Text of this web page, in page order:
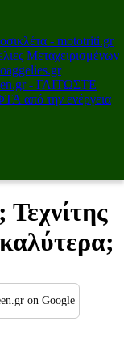
- mototriti.gr
Μεταχειρισμένων
- ΓΛΙΤΩΣΤΕ
από την ενέργεια
Τεχνίτης
on Google